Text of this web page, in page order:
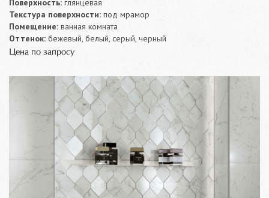
Поверхность: глянцевая
Текстура поверхности: под мрамор
Помещение: ванная комната
Оттенок: бежевый, белый, серый, черный
Цена по запросу